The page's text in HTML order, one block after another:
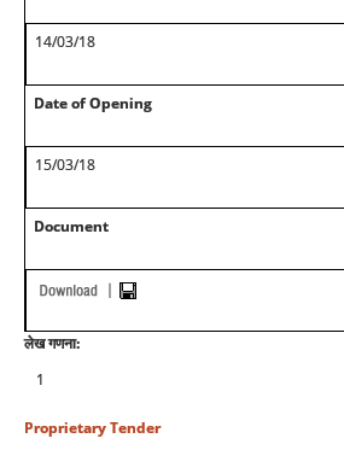
14/03/18
Date of Opening
15/03/18
Document
लेख गणना:
1
Proprietary Tender